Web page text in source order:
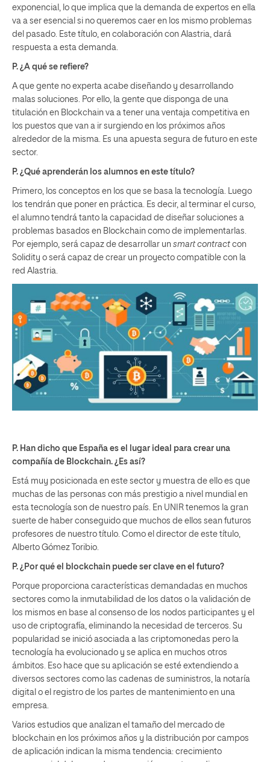
exponencial, lo que implica que la demanda de expertos en ella
va a ser esencial si no queremos caer en los mismo problemas
del pasado. Este título, en colaboración con Alastria, dará
respuesta a esta demanda.
P. ¿A qué se refiere?
A que gente no experta acabe diseñando y desarrollando
malas soluciones. Por ello, la gente que disponga de una
titulación en Blockchain va a tener una ventaja competitiva en
los puestos que van a ir surgiendo en los próximos años
alrededor de la misma. Es una apuesta segura de futuro en este
sector.
P. ¿Qué aprenderán los alumnos en este título?
Primero, los conceptos en los que se basa la tecnología. Luego
los tendrán que poner en práctica. Es decir, al terminar el curso,
el alumno tendrá tanto la capacidad de diseñar soluciones a
problemas basados en Blockchain como de implementarlas.
Por ejemplo, será capaz de desarrollar un smart contract con
Solidity o será capaz de crear un proyecto compatible con la
red Alastria.
P. Han dicho que España es el lugar ideal para crear una
compañía de Blockchain. ¿Es así?
Está muy posicionada en este sector y muestra de ello es que
muchas de las personas con más prestigio a nivel mundial en
esta tecnología son de nuestro país. En UNIR tenemos la gran
suerte de haber conseguido que muchos de ellos sean futuros
profesores de nuestro título. Como el director de este título,
Alberto Gómez Toribio.
P. ¿Por qué el blockchain puede ser clave en el futuro?
Porque proporciona características demandadas en muchos
sectores como la inmutabilidad de los datos o la validación de
los mismos en base al consenso de los nodos participantes y el
uso de criptografía, eliminando la necesidad de terceros. Su
popularidad se inició asociada a las criptomonedas pero la
tecnología ha evolucionado y se aplica en muchos otros
ámbitos. Eso hace que su aplicación se esté extendiendo a
diversos sectores como las cadenas de suministros, la notaría
digital o el registro de los partes de mantenimiento en una
empresa.
Varios estudios que analizan el tamaño del mercado de
blockchain en los próximos años y la distribución por campos
de aplicación indican la misma tendencia: crecimiento